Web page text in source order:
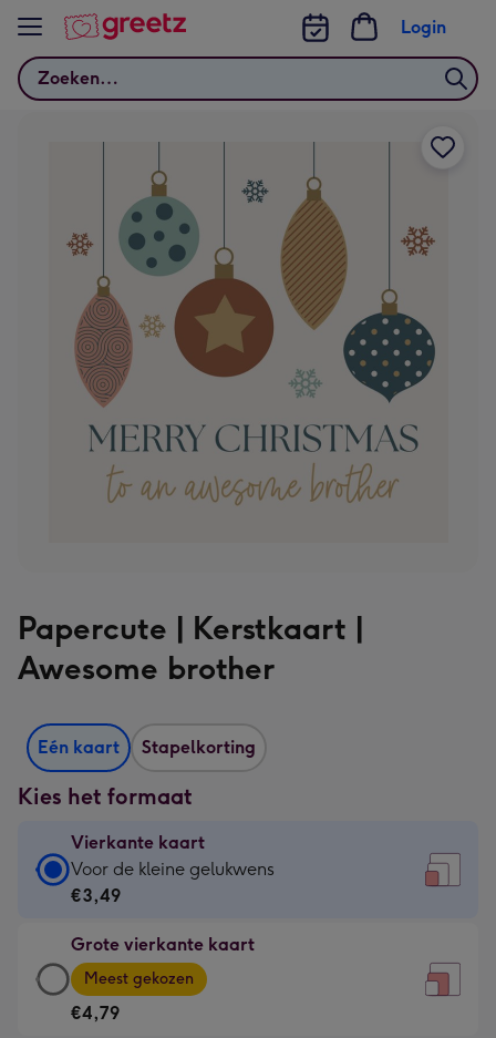
Bekijk meer
Zoeken
Login
Papercute | Kerstkaart |
Awesome brother
Eén kaart Stapelkorting
Kies het formaat
Vierkante kaart
Vierkante
kaart
€3,49
-
Voor
Voor de kleine gelukwens
€3,49
Grote vierkante kaart
Grote
vierkante
kaart
Meest gekozen
€4,79